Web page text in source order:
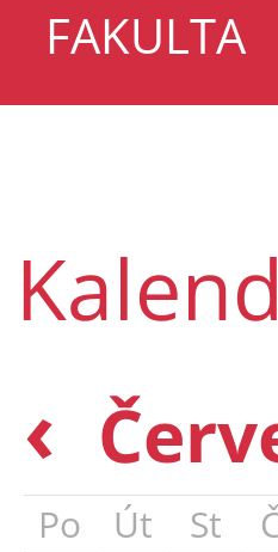
FAKULTA
‹
Po Út St